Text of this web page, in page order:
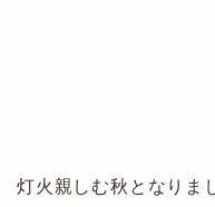
灯火親しむ秋となりま